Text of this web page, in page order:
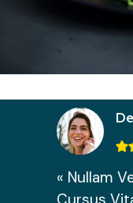
« Nullam